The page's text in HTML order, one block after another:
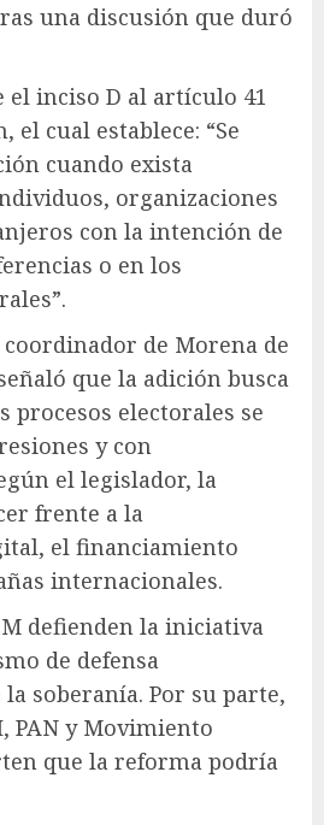
una discusión que duró
el inciso D al artículo 41
el cual establece: “Se
cuando exista
organizaciones
con la intención de
o en los
de Morena de
que la adición busca
procesos electorales se
y con
el legislador, la
frente a la
el financiamiento
internacionales.
defienden la iniciativa
de defensa
soberanía. Por su parte,
PAN y Movimiento
que la reforma podría